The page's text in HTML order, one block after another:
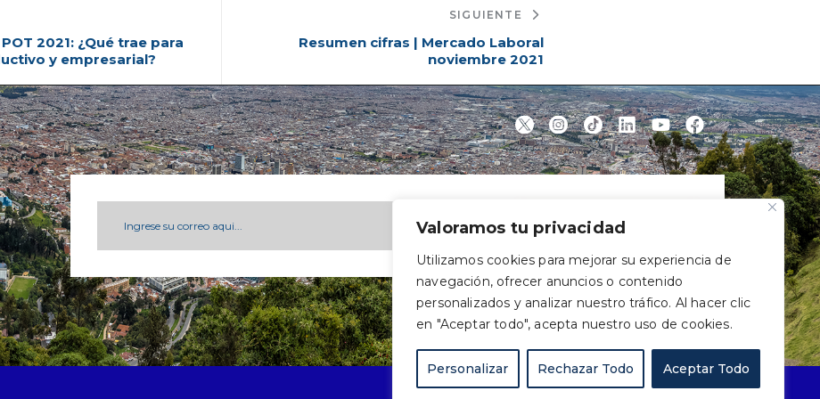
Valoramos tu privacidad
Utilizamos cookies para mejorar su experiencia de
navegación, ofrecer anuncios o contenido
personalizados y analizar nuestro tráfico. Al hacer clic
en "Aceptar todo", acepta nuestro uso de cookies.
Personalizar Rechazar Todo Aceptar Todo
2021: ¿Qué trae para
y empresarial?
SIGUIENTE
Resumen cifras | Mercado Laboral
noviembre 2021